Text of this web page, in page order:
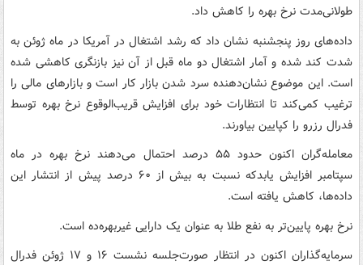
طولانی‌مدت نرخ بهره را کاهش داد.
داده‌های روز پنجشنبه نشان داد که رشد اشتغال در آمریکا در ماه ژوئن به
شدت کند شده و آمار اشتغال دو ماه قبل از آن نیز بازنگری کاهشی شده
است. این موضوع نشان‌دهنده سرد شدن بازار کار است و بازارهای مالی را
ترغیب کمی‌کند تا انتظارات خود برای افزایش قریب‌الوقوع نرخ بهره توسط
فدرال رزرو را کپایین بیاورند.
معامله‌گران اکنون حدود ۵۵ درصد احتمال می‌دهند نرخ بهره در ماه
سپتامبر افزایش یابدکه نسبت به بیش از ۶۰ درصد پیش از انتشار این
داده‌ها، کاهش یافته است.
نرخ بهره پایین‌تر به نفع طلا به عنوان یک دارایی غیربهره‌ده است.
سرمایه‌گذاران اکنون در انتظار صورت‌جلسه نشست ۱۶ و ۱۷ ژوئن فدرال